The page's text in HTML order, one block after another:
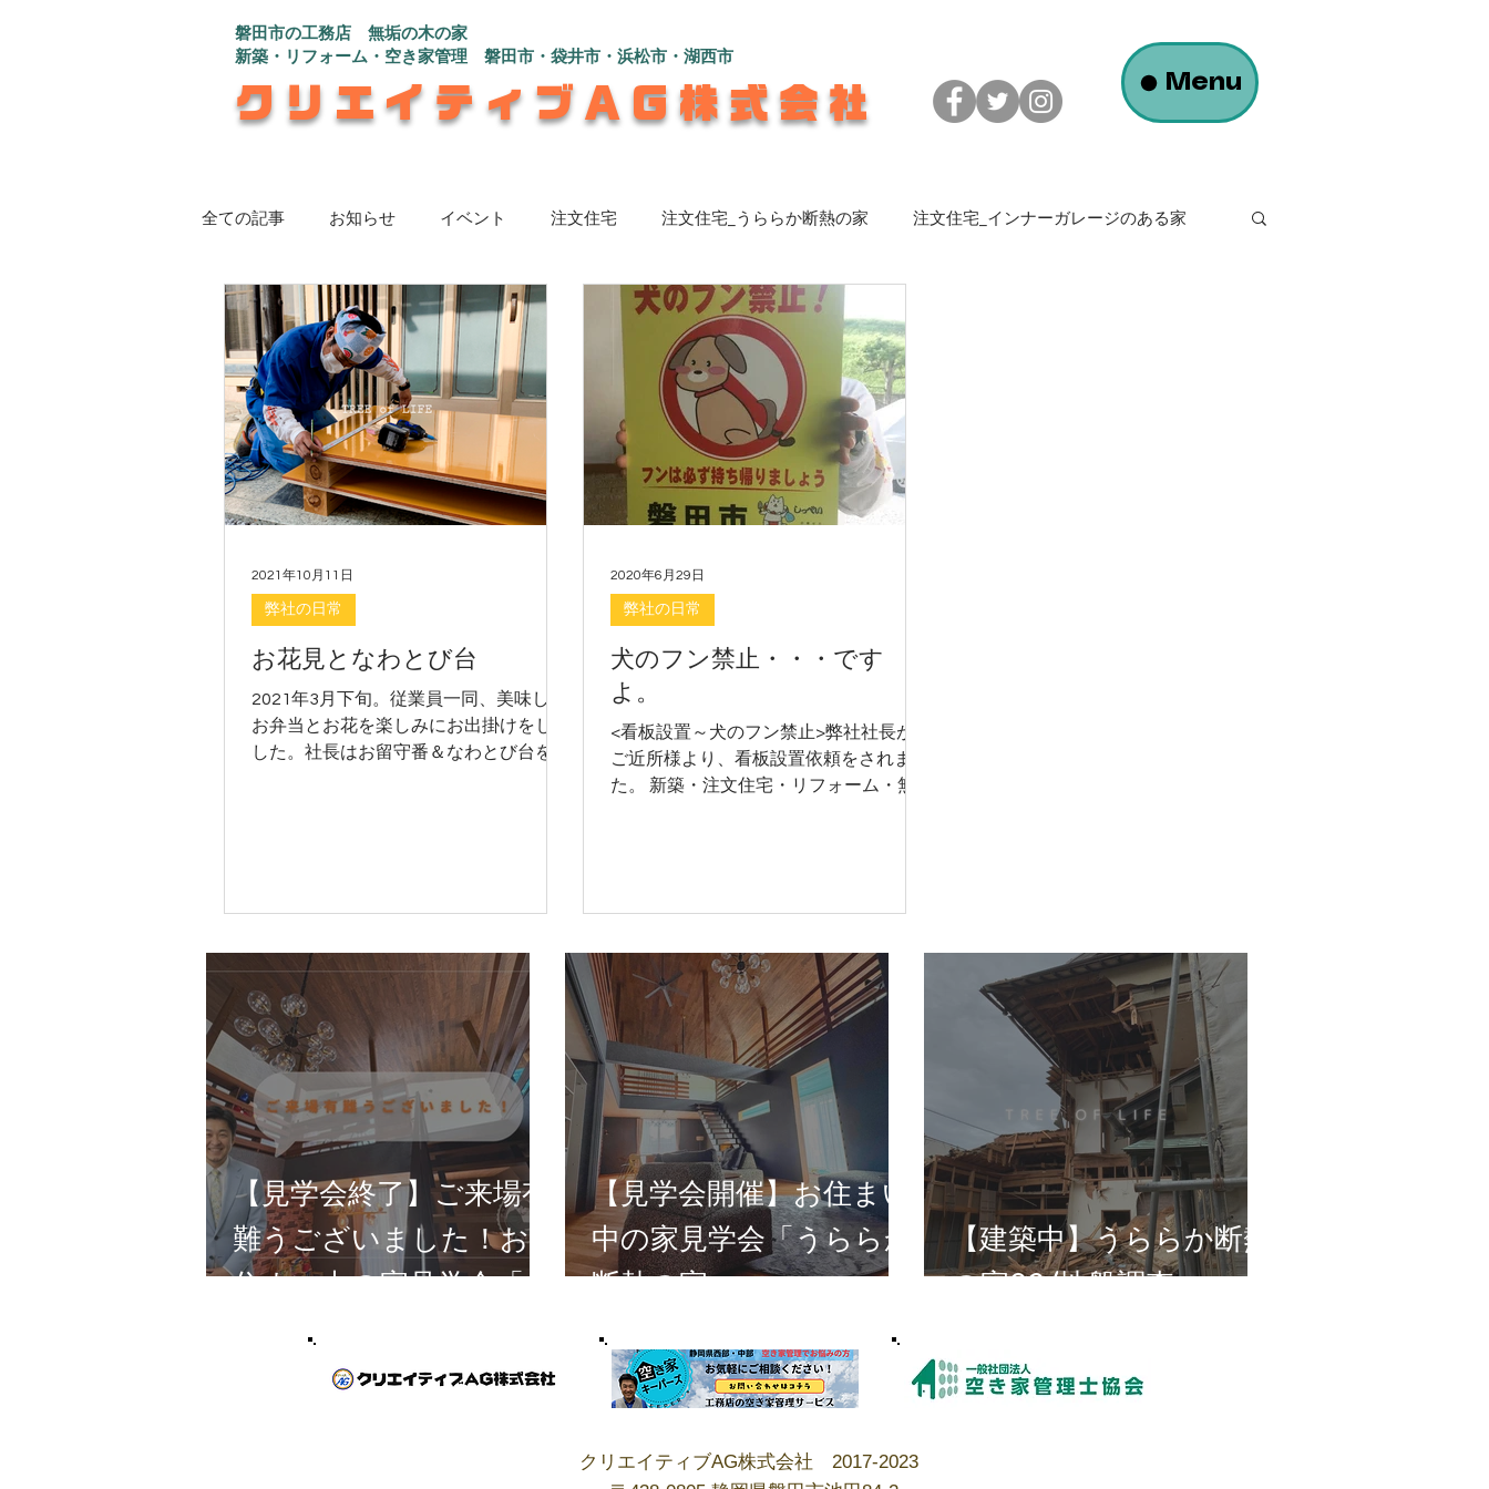
磐田市の工務店 無垢の木の家
新築・リフォーム・空き家管理 磐田市・袋井市・浜松市・湖西市
クリエイティブAG株式会社 Menu
全ての記事 お知らせ イベント 注文住宅 注文住宅_うららか断熱の家 注文住宅_インナーガレージのある家
注文住宅_L字型の2世帯住宅 注文住宅_ロフトのある平屋の家 注文住宅_さんかく屋根の白い家
注文住宅_彩（いろ）を楽しむ家 リフォーム_大瀬モータース様 注文住宅_程よい距離感で心地よく暮らす家
注文住宅_広々快適！コの字型の家 注文住宅_むくり屋根の家 リフォーム
お花見となわとび台
2021年3月下旬。従業員一同、美味しい
お弁当とお花を楽しみにお出掛けをしま
した。社長はお留守番＆なわとび台を完
弊社の日常
2021年10月11日
犬のフン禁止・・・です
よ。
<看板設置～犬のフン禁止>弊社社長が、
ご近所様より、看板設置依頼をされまし
た。 新築・注文住宅・リフォーム・無
弊社の日常
2020年6月29日
【見学会終了】ご来場有
難うございました！お
住まい中の家見学会「う
ららか断熱の家」
【見学会開催】お住まい
中の家見学会「うららか
断熱の家」
【建築中】うららか断熱
の家02/地盤調査
クリエイティブAG株式会社 2017-2023